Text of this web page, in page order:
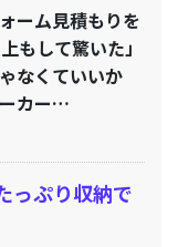
ーム見積もりを
もして驚いた」
なくていいか
カー…
っぷり収納で